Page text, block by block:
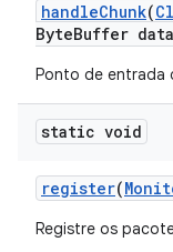
handleChunk(
ByteBuffer data
Ponto de entrada
static void
register(
Registre os